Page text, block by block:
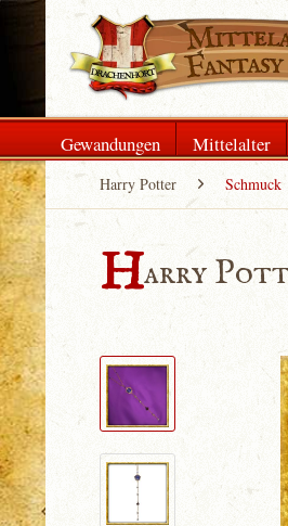
Gewandungen Mittelalter
Harry Potter Schmuck
Harry